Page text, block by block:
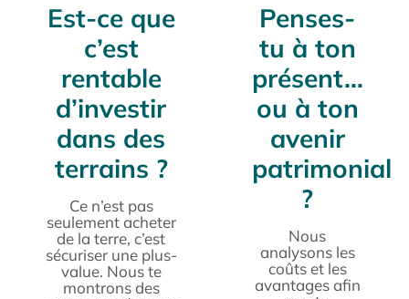
Est-ce que
c’est
rentable
d’investir
dans des
terrains ?
Ce n’est pas
seulement acheter
de la terre, c’est
sécuriser une plus-
value. Nous te
montrons des
Penses-
tu à ton
présent…
ou à ton
avenir
patrimonial
?
Nous
analysons les
coûts et les
avantages afin